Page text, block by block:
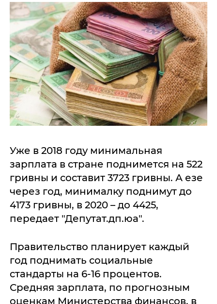
Уже в 2018 году минимальная
зарплата в стране поднимется на 522
гривны и составит 3723 гривны. А езе
через год, минималку поднимут до
4173 гривны, в 2020 – до 4425,
передает "Депутат.дп.юа".
Правительство планирует каждый
год поднимать социальные
стандарты на 6-16 процентов.
Средняя зарплата, по прогнозным
оценкам Министерства финансов, в